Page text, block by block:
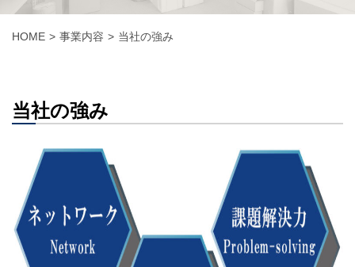
HOME > 事業内容 > 当社の強み
当社の強み